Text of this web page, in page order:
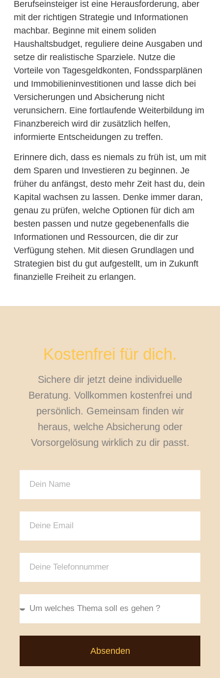
Berufseinsteiger ist eine Herausforderung, aber
mit der richtigen Strategie und Informationen
machbar. Beginne mit einem soliden
Haushaltsbudget, reguliere deine Ausgaben und
setze dir realistische Sparziele. Nutze die
Vorteile von Tagesgeldkonten, Fondssparplänen
und Immobilieninvestitionen und lasse dich bei
Versicherungen und Absicherung nicht
verunsichern. Eine fortlaufende Weiterbildung im
Finanzbereich wird dir zusätzlich helfen,
informierte Entscheidungen zu treffen.
Erinnere dich, dass es niemals zu früh ist, um mit
dem Sparen und Investieren zu beginnen. Je
früher du anfängst, desto mehr Zeit hast du, dein
Kapital wachsen zu lassen. Denke immer daran,
genau zu prüfen, welche Optionen für dich am
besten passen und nutze gegebenenfalls die
Informationen und Ressourcen, die dir zur
Verfügung stehen. Mit diesen Grundlagen und
Strategien bist du gut aufgestellt, um in Zukunft
finanzielle Freiheit zu erlangen.
Kostenfrei für dich.
Sichere dir jetzt deine individuelle
Beratung. Vollkommen kostenfrei und
persönlich. Gemeinsam finden wir
heraus, welche Absicherung oder
Vorsorgelösung wirklich zu dir passt.
Absenden